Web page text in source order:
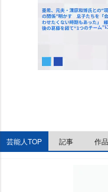
芸能人TOP 記事 作品